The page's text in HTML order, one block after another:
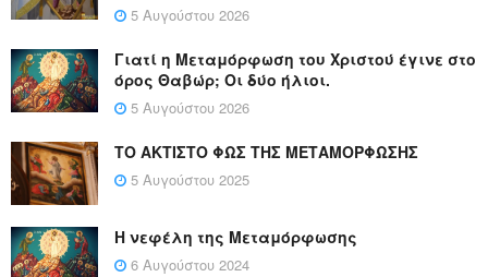
5 Αυγούστου 2026
Γιατί η Μεταμόρφωση του Χριστού έγινε στο
όρος Θαβώρ; Οι δύο ήλιοι.
5 Αυγούστου 2026
ΤΟ ΑΚΤΙΣΤΟ ΦΩΣ ΤΗΣ ΜΕΤΑΜΟΡΦΩΣΗΣ
5 Αυγούστου 2025
Η νεφέλη της Μεταμόρφωσης
6 Αυγούστου 2024